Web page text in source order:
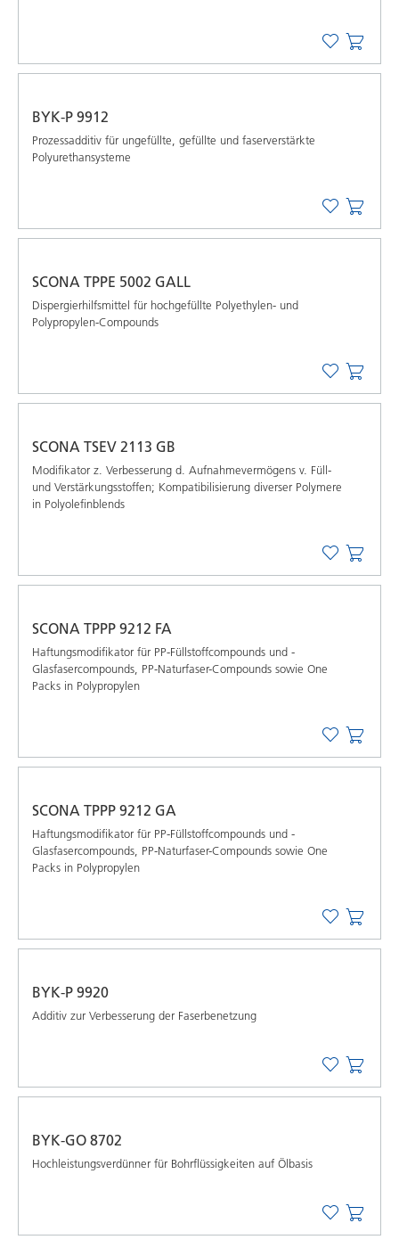
BYK-P 9912
Prozessadditiv für ungefüllte, gefüllte und faserverstärkte
Polyurethansysteme
SCONA TPPE 5002 GALL
Dispergierhilfsmittel für hochgefüllte Polyethylen- und
Polypropylen-Compounds
SCONA TSEV 2113 GB
Modifikator z. Verbesserung d. Aufnahmevermögens v. Füll-
und Verstärkungsstoffen; Kompatibilisierung diverser Polymere
in Polyolefinblends
SCONA TPPP 9212 FA
Haftungsmodifikator für PP-Füllstoffcompounds und -
Glasfasercompounds, PP-Naturfaser-Compounds sowie One
Packs in Polypropylen
SCONA TPPP 9212 GA
Haftungsmodifikator für PP-Füllstoffcompounds und -
Glasfasercompounds, PP-Naturfaser-Compounds sowie One
Packs in Polypropylen
BYK-P 9920
Additiv zur Verbesserung der Faserbenetzung
BYK-GO 8702
Hochleistungsverdünner für Bohrflüssigkeiten auf Ölbasis